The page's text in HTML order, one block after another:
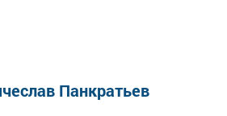
Панкратьев